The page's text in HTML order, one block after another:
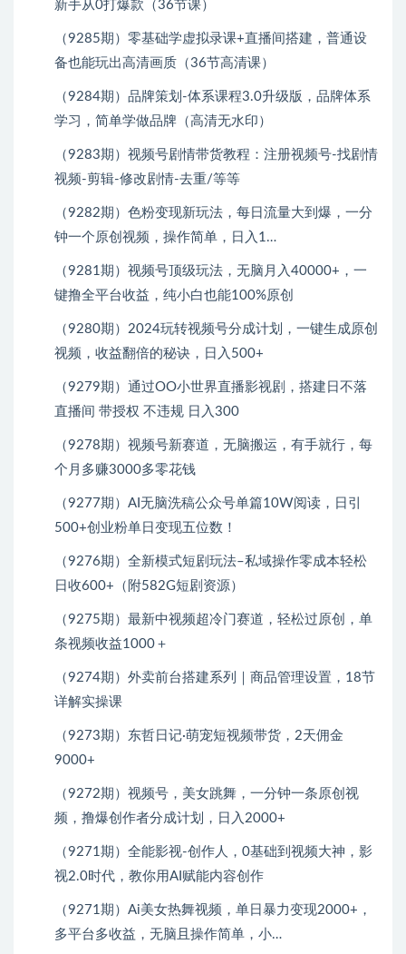
新手从0打爆款（36节课）
（9285期）零基础学虚拟录课+直播间搭建，普通设
备也能玩出高清画质（36节高清课）
（9284期）品牌策划-体系课程3.0升级版，品牌体系
学习，简单学做品牌（高清无水印）
（9283期）视频号剧情带货教程：注册视频号-找剧情
视频-剪辑-修改剧情-去重/等等
（9282期）色粉变现新玩法，每日流量大到爆，一分
钟一个原创视频，操作简单，日入1…
（9281期）视频号顶级玩法，无脑月入40000+，一
键撸全平台收益，纯小白也能100%原创
（9280期）2024玩转视频号分成计划，一键生成原创
视频，收益翻倍的秘诀，日入500+
（9279期）通过OO小世界直播影视剧，搭建日不落
直播间 带授权 不违规 日入300
（9278期）视频号新赛道，无脑搬运，有手就行，每
个月多赚3000多零花钱
（9277期）AI无脑洗稿公众号单篇10W阅读，日引
500+创业粉单日变现五位数！
（9276期）全新模式短剧玩法–私域操作零成本轻松
日收600+（附582G短剧资源）
（9275期）最新中视频超冷门赛道，轻松过原创，单
条视频收益1000＋
（9274期）外卖前台搭建系列｜商品管理设置，18节
详解实操课
（9273期）东哲日记·萌宠短视频带货，2天佣金
9000+
（9272期）视频号，美女跳舞，一分钟一条原创视
频，撸爆创作者分成计划，日入2000+
（9271期）全能影视-创作人，0基础到视频大神，影
视2.0时代，教你用AI赋能内容创作
（9271期）Ai美女热舞视频，单日暴力变现2000+，
多平台多收益，无脑且操作简单，小…